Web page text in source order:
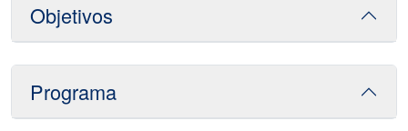
Objetivos
Programa